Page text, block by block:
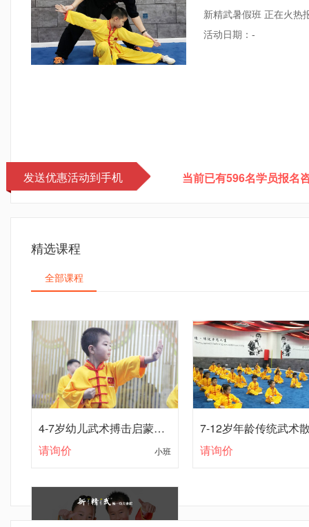
新精武暑假班 正在火
活动日期： -
发送优惠活动到手机 当前已有596名学员报名
精选课程
全部课程
4-7岁幼儿武术搏击启蒙课程
请询价 小班 请询价